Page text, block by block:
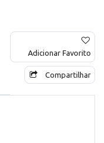
Adicionar Favorito
Compartilhar